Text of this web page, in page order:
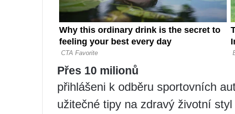
Přes 10 milionů
přihlášeni k odběru sportovních
užitečné tipy na zdravý životní